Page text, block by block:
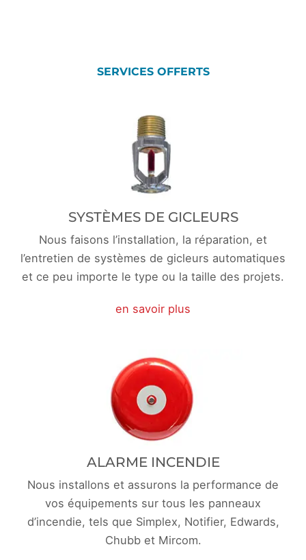
SERVICES OFFERTS
SYSTÈMES DE GICLEURS
Nous faisons l’installation, la réparation, et
l’entretien de systèmes de gicleurs automatiques
et ce peu importe le type ou la taille des projets.
en savoir plus
ALARME INCENDIE
Nous installons et assurons la performance de
vos équipements sur tous les panneaux
d’incendie, tels que Simplex, Notifier, Edwards,
Chubb et Mircom.